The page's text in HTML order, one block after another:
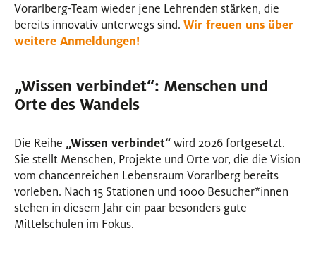
Vorarlberg-Team wieder jene Lehrenden stärken, die
bereits innovativ unterwegs sind. Wir freuen uns über
weitere Anmeldungen!
„Wissen verbindet“: Menschen und
Orte des Wandels
Die Reihe „Wissen verbindet“wird 2026 fortgesetzt.
Sie stellt Menschen, Projekte und Orte vor, die die Vision
vom chancenreichen Lebensraum Vorarlberg bereits
vorleben. Nach 15 Stationen und 1000 Besucher*innen
stehen in diesem Jahr ein paar besonders gute
Mittelschulen im Fokus.